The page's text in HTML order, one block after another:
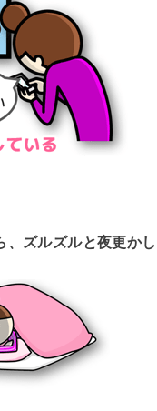
、ズルズルと夜更か